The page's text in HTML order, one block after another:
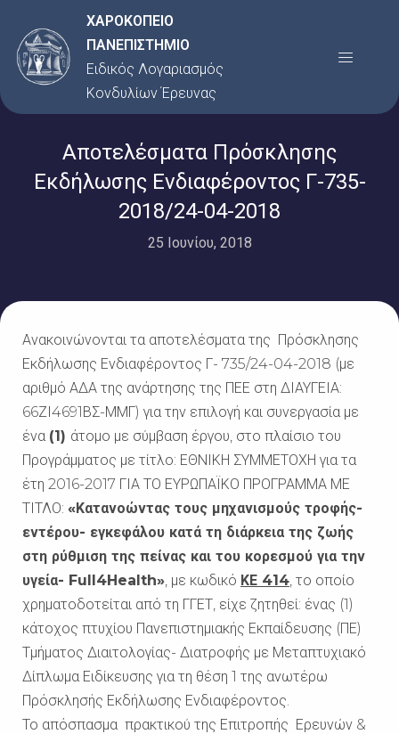
στο
περιεχόμενο
ΧΑΡΟΚΟΠΕΙΟ
ΠΑΝΕΠΙΣΤΗΜΙΟ
Ειδικός Λογαριασμός
Κονδυλίων Έρευνας
Menu
Αποτελέσματα Πρόσκλησης
Εκδήλωσης Ενδιαφέροντος Γ-735-
2018/24-04-2018
25 Ιουνίου, 2018
Ανακοινώνονται τα αποτελέσματα της Πρόσκλησης
Εκδήλωσης Ενδιαφέροντος Γ- 735/24-04-2018 (με
αριθμό ΑΔΑ της ανάρτησης της ΠΕΕ στη ΔΙΑΥΓΕΙΑ:
66ΖΙ4691ΒΣ-ΜΜΓ) για την επιλογή και συνεργασία με
ένα (1) άτομο με σύμβαση έργου, στο πλαίσιο του
Προγράμματος με τίτλο: ΕΘΝΙΚΗ ΣΥΜΜΕΤΟΧΗ για τα
έτη 2016-2017 ΓΙΑ ΤΟ ΕΥΡΩΠΑΪΚΟ ΠΡΟΓΡΑΜΜΑ ΜΕ
ΤΙΤΛΟ: «Κατανοώντας τους μηχανισμούς τροφής-
εντέρου- εγκεφάλου κατά τη διάρκεια της ζωής
στη ρύθμιση της πείνας και του κορεσμού για την
υγεία- Full4Health», με κωδικό ΚΕ 414, το οποίο
χρηματοδοτείται από τη ΓΓΕΤ, είχε ζητηθεί: ένας (1)
κάτοχος πτυχίου Πανεπιστημιακής Εκπαίδευσης (ΠΕ)
Τμήματος Διαιτολογίας- Διατροφής με Μεταπτυχιακό
Δίπλωμα Ειδίκευσης για τη θέση 1 της ανωτέρω
Πρόσκλησής Εκδήλωσης Ενδιαφέροντος.
Το απόσπασμα πρακτικού της Επιτροπής Ερευνών &